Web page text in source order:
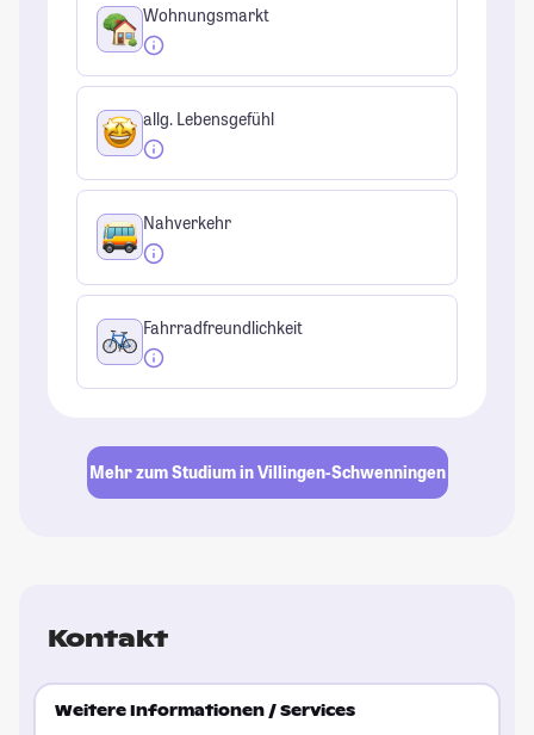
Wohnungsmarkt
allg. Lebensgefühl
Nahverkehr
Fahrradfreundlichkeit
Mehr zum Studium in Villingen-Schwenningen
Kontakt
Weitere Informationen / Services